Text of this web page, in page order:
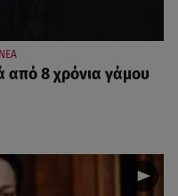
από 8 χρόνια γάμου